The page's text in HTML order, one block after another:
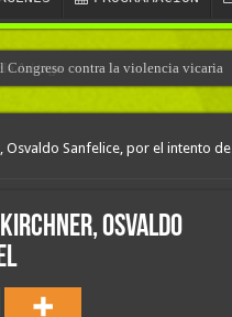
Congreso contra la violencia vicaria
Osvaldo Sanfelice, por el intento de
Osvaldo